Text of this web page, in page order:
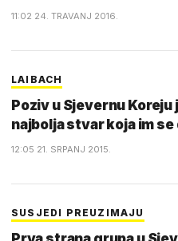
11:02 24. TRAVANJ 2016.
LAIBACH
Poziv u Sjevernu Koreju
najbolja stvar koja im se
12:05 21. SRPANJ 2015.
SUSJEDI PREUZIMAJU